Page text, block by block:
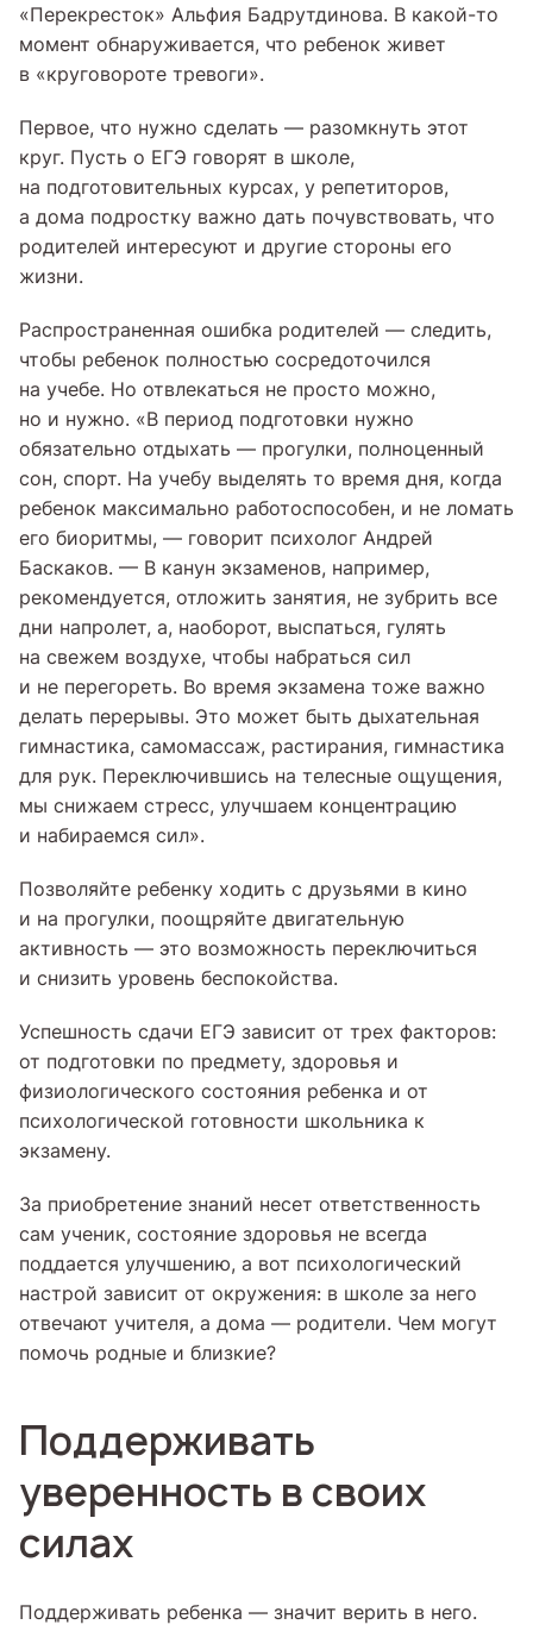
«Перекресток» Альфия Бадрутдинова. В какой-то
момент обнаруживается, что ребенок живет
в «круговороте тревоги».
Первое, что нужно сделать — разомкнуть этот
круг. Пусть о ЕГЭ говорят в школе,
на подготовительных курсах, у репетиторов,
а дома подростку важно дать почувствовать, что
родителей интересуют и другие стороны его
жизни.
Распространенная ошибка родителей — следить,
чтобы ребенок полностью сосредоточился
на учебе. Но отвлекаться не просто можно,
но и нужно. «В период подготовки нужно
обязательно отдыхать — прогулки, полноценный
сон, спорт. На учебу выделять то время дня, когда
ребенок максимально работоспособен, и не ломать
его биоритмы, — говорит психолог Андрей
Баскаков. — В канун экзаменов, например,
рекомендуется, отложить занятия, не зубрить все
дни напролет, а, наоборот, выспаться, гулять
на свежем воздухе, чтобы набраться сил
и не перегореть. Во время экзамена тоже важно
делать перерывы. Это может быть дыхательная
гимнастика, самомассаж, растирания, гимнастика
для рук. Переключившись на телесные ощущения,
мы снижаем стресс, улучшаем концентрацию
и набираемся сил».
Позволяйте ребенку ходить с друзьями в кино
и на прогулки, поощряйте двигательную
активность — это возможность переключиться
и снизить уровень беспокойства.
Успешность сдачи ЕГЭ зависит от трех факторов:
от подготовки по предмету, здоровья и
физиологического состояния ребенка и от
психологической готовности школьника к
экзамену.
За приобретение знаний несет ответственность
сам ученик, состояние здоровья не всегда
поддается улучшению, а вот психологический
настрой зависит от окружения: в школе за него
отвечают учителя, а дома — родители. Чем могут
помочь родные и близкие?
Поддерживать
уверенность в своих
силах
Поддерживать ребенка — значит верить в него.